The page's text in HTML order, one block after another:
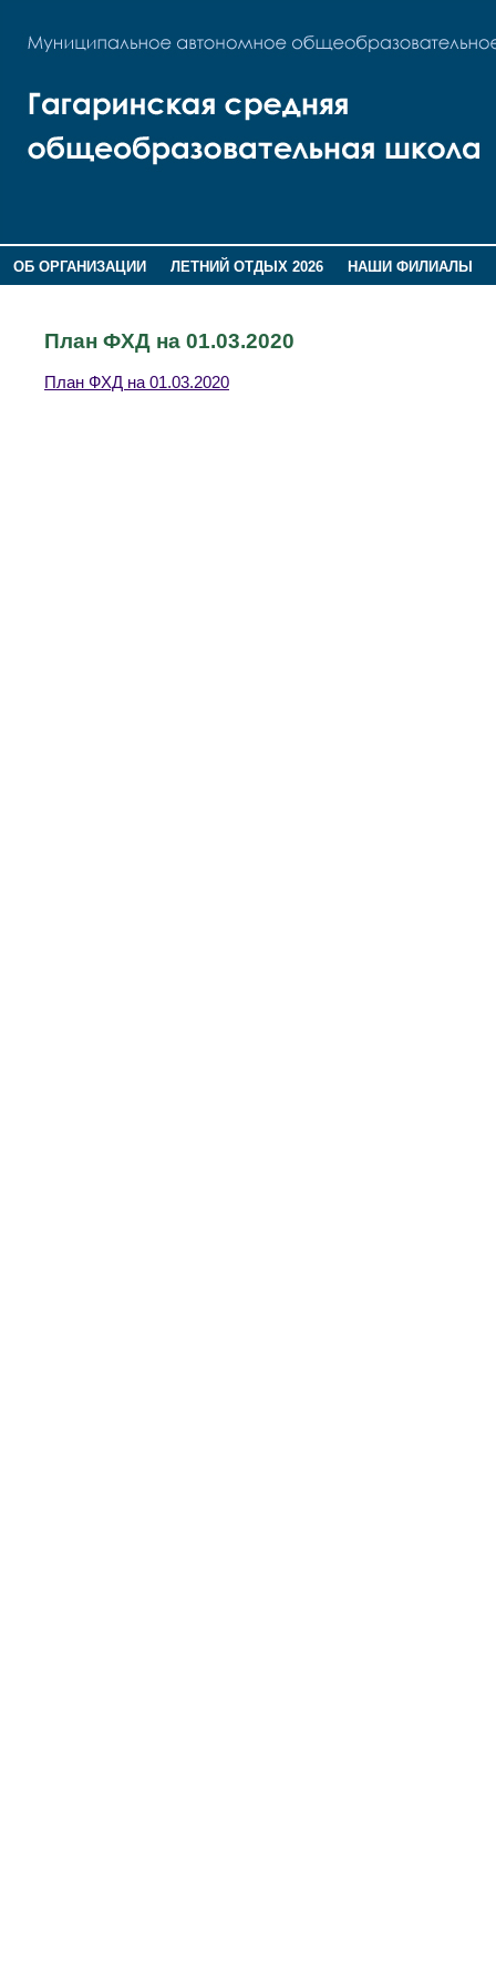
ОБ ОРГАНИЗАЦИИ ЛЕТНИЙ ОТДЫХ 2026
НАШИ ФИЛИАЛЫ
План ФХД на 01.03.2020
План ФХД на 01.03.2020